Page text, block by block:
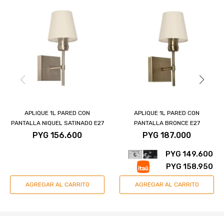
APLIQUE 1L PARED CON
PANTALLA NIQUEL SATINADO E27
PYG 156.600
APLIQUE 1L PARED CON
PANTALLA BRONCE E27
PYG 187.000
PYG 149.600
PYG 158.950